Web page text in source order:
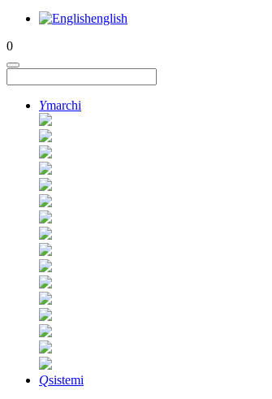
english
0
Ymarchi
Qsistemi